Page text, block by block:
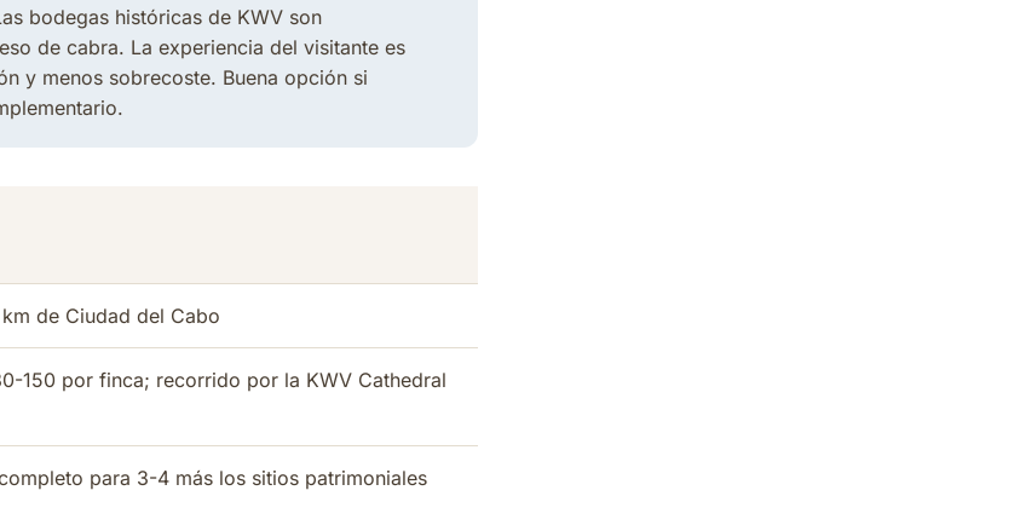
bodegas históricas de KWV son
de cabra. La experiencia del visitante es
y menos sobrecoste. Buena opción si
de Ciudad del Cabo
150 por finca; recorrido por la KWV Cathedral
para 3-4 más los sitios patrimoniales